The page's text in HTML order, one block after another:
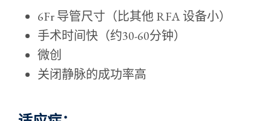
6Fr 导管尺寸（比其他 RFA 设备小）
手术时间快（约30-60分钟）
微创
关闭静脉的成功率高